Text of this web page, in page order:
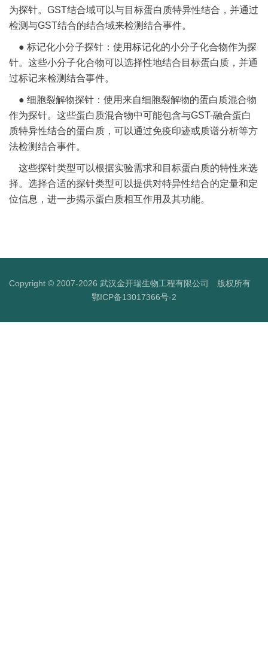
为探针。GST结合域可以与目标蛋白质特异性结合，并通过
检测与GST结合的结合域来检测结合事件。
● 标记化小分子探针：使用标记化的小分子化合物作为探
针。这些小分子化合物可以选择性地结合目标蛋白质，并通
过标记来检测结合事件。
● 细胞裂解物探针：使用来自细胞裂解物的蛋白质混合物
作为探针。这些蛋白质混合物中可能包含与GST-融合蛋白
质特异性结合的蛋白质，可以通过免疫印迹或质谱分析等方
法检测结合事件。
这些探针类型可以根据实验需求和目标蛋白质的特性来选
择。选择合适的探针类型可以提供对特异性结合的定量和定
位信息，进一步揭示蛋白质相互作用及其功能。
Copyright © 2007-2026 武汉金开瑞生物工程有限公司 版权所有
鄂ICP备13017366号-2